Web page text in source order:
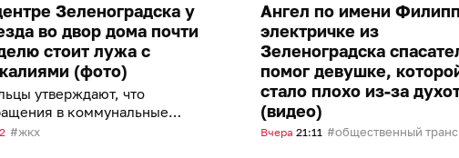
Зеленоградска у
во двор дома почти
стоит лужа с
(фото)
утверждают, что
в коммунальные
пока ни к чему не
жкх
Ангел по имени
электричке из
Зеленоградска
помог девушке,
стало плохо из-за
(видео)
Вчера 21:11 общественный транспорт